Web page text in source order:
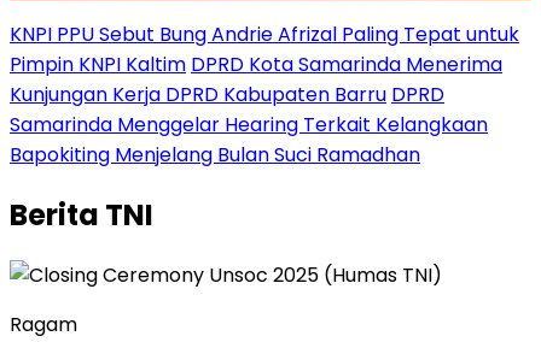
KNPI PPU Sebut Bung Andrie Afrizal Paling Tepat untuk
Pimpin KNPI Kaltim DPRD Kota Samarinda Menerima
Kunjungan Kerja DPRD Kabupaten Barru DPRD
Samarinda Menggelar Hearing Terkait Kelangkaan
Bapokiting Menjelang Bulan Suci Ramadhan
Berita TNI
Ragam